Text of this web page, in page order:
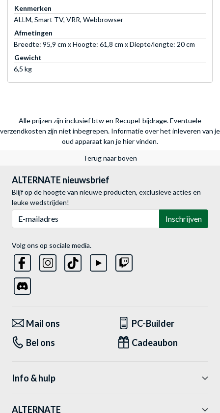
Kenmerken
ALLM, Smart TV, VRR, Webbrowser
Afmetingen
Breedte: 95,9 cm x Hoogte: 61,8 cm x Diepte/lengte: 20 cm
Gewicht
6,5 kg
Alle prijzen zijn inclusief btw en Recupel-bijdrage. Eventuele
verzendkosten zijn niet inbegrepen. Informatie over het inleveren van je
oud apparaat kan je hier vinden.
Terug naar boven
ALTERNATE nieuwsbrief
Blijf op de hoogte van nieuwe producten, exclusieve acties en
leuke wedstrijden!
Inschrijven
Volg ons op sociale media.
Mail ons
PC-Builder
Bel ons
Cadeaubon
Info & hulp
ALTERNATE